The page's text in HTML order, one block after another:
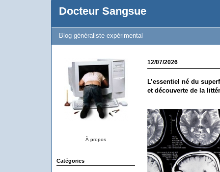
Docteur Sangsue
Blog généraliste expérimental
À propos
Catégories
12/07/2026
L’essentiel né du
et découverte de la